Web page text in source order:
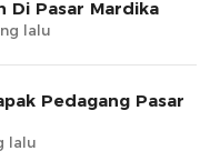
Pasar Mardika
lalu
Pedagang Pasar
lalu